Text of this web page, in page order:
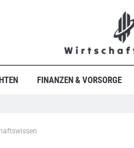
FINANZEN & VORSORGE